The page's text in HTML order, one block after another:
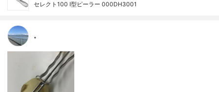
セレクト100 I型ピーラー 000DH3001
。